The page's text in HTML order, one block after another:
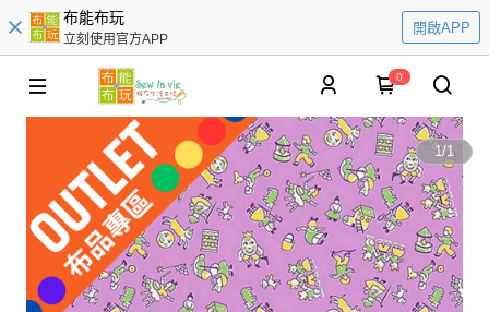
布能布玩
立刻使用官方APP
開啟APP
0
1/1